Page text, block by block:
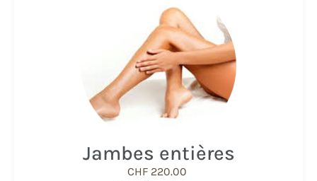
Jambes entières
CHF 220.00